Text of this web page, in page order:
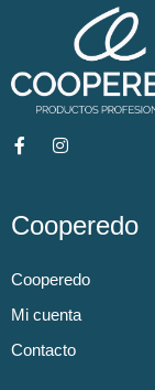
Cooperedo
Cooperedo
Mi cuenta
Contacto